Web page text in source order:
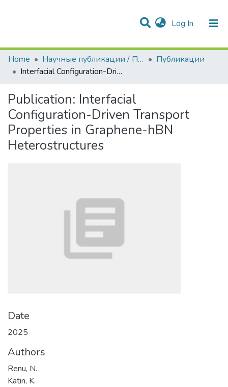
Log In (current)
Communities & Collections
Statistics
All of DSpace
Home
Научные публикации / Препринты
Публикации
Interfacial Configuration-Driven Transport Properties in Graphene-hBN Heterostructures
Publication: Interfacial
Configuration-Driven Transport
Properties in Graphene-hBN
Heterostructures
Date
2025
Authors
Renu, N.
Katin, K.